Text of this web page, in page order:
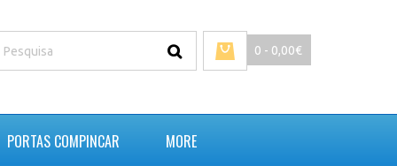
0 - 0,00€
PORTAS COMPINCAR MORE